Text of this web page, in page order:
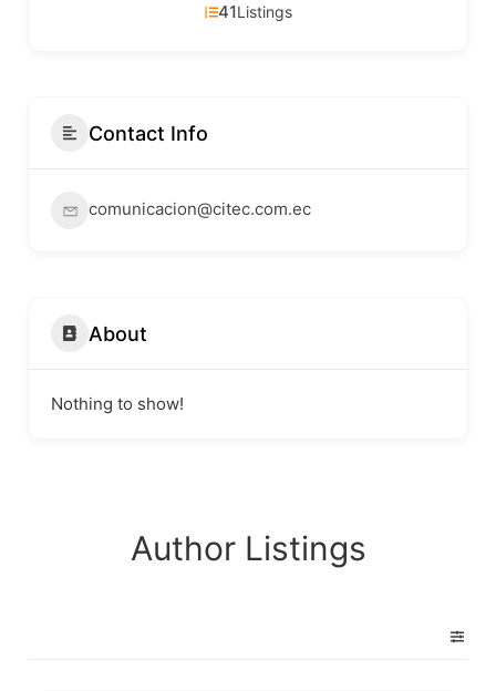
41Listings
Contact Info
comunicacion@citec.com.ec
About
Nothing to show!
Author Listings